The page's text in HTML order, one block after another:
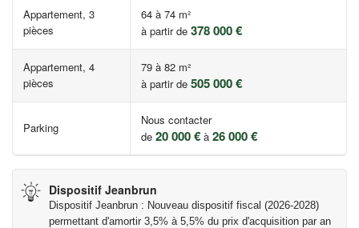
Appartement, 3
pièces
64 à 74 m²
à partir de 378 000 €
Appartement, 4
pièces
79 à 82 m²
à partir de 505 000 €
Parking
Nous contacter
de 20 000 € à 26 000 €
Dispositif Jeanbrun
Dispositif Jeanbrun : Nouveau dispositif fiscal (2026-2028)
permettant d'amortir 3,5% à 5,5% du prix d'acquisition par an